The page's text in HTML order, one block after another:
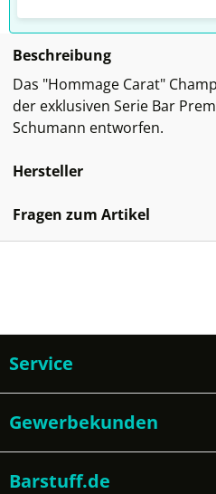
Beschreibung
Das "Hommage Carat"
der exklusiven Serie Bar
Schumann entworfen.
Hersteller
Fragen zum Artikel
Service
Gewerbekunden
Barstuff.de